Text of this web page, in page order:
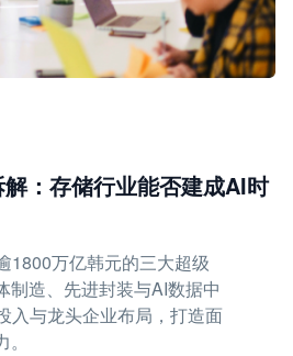
：存储行业能否建成AI时
1800万亿韩元的三大超级
制造、先进封装与AI数据中
入与龙头企业布局，打造面